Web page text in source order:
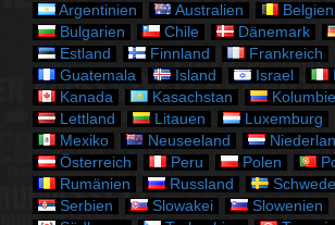
Argentinien Australien Belgien
Bulgarien
Chile Dänemark
Estland
Finnland Frankreich
Guatemala
Island Israel
Kanada
Kasachstan
Lettland
Litauen Luxemburg
Mexiko
Neuseeland
Österreich
Peru Polen
Rumänien
Russland
Serbien
Slowakei Slowenien